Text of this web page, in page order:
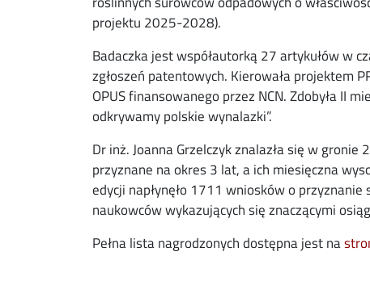
projektu 2025-2028).
Badaczka jest współautorką 27 artykułów w
zgłoszeń patentowych. Kierowała projektem
OPUS finansowanego przez NCN. Zdobyła II
odkrywamy polskie wynalazki”.
Dr inż. Joanna Grzelczyk znalazła się w
przyznane na okres 3 lat, a ich miesięczna
edycji napłynęło 1711 wniosków o
naukowców wykazujących się znaczącymi
Pełna lista nagrodzonych dostępna jest na